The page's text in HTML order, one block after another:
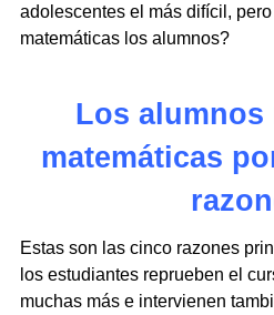
adolescentes el más difícil,
matemáticas los alumnos?
Los alumnos
matemáticas
Estas son las cinco razones
los estudiantes reprueben el
muchas más e intervienen